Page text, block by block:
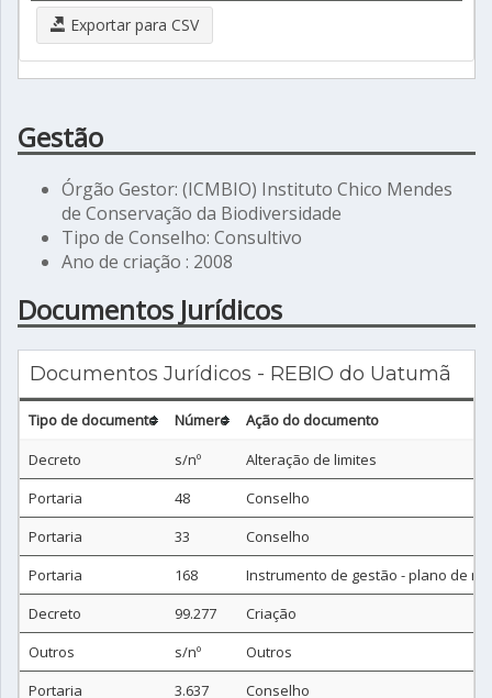
Exportar para CSV
Gestão
Órgão Gestor: (ICMBIO) Instituto Chico Mendes
de Conservação da Biodiversidade
Tipo de Conselho: Consultivo
Ano de criação : 2008
Documentos Jurídicos
Documentos Jurídicos - REBIO do Uatumã
Tipo de documento Número
Ação do documento
Decreto
s/nº
Alteração de limites
Portaria
48
Conselho
Portaria
33
Conselho
Portaria
168
Instrumento de gestão - plano de
Decreto
99.277
Criação
Outros
s/nº
Outros
Portaria
3.637 Conselho